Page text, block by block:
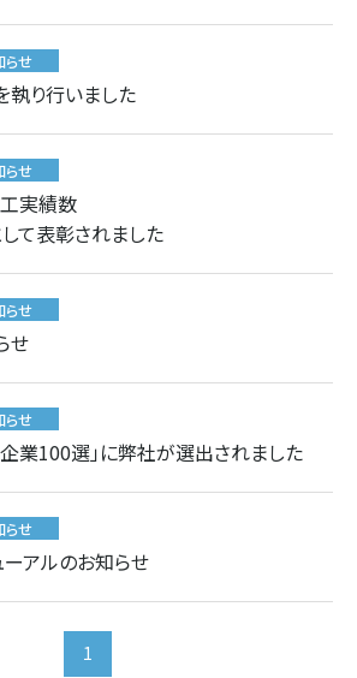
らせ
り行いました
らせ
実績数
て表彰されました
らせ
せ
らせ
業100選」に弊社が選出されました
らせ
アルのお知らせ
1